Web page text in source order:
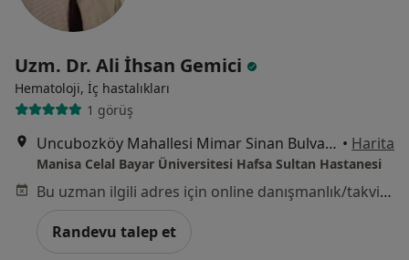
Uzm. Dr. Ali İhsan Gemici
Hematoloji, İç hastalıkları
1 görüş
Uncubozköy Mahallesi Mimar Sinan Bulvarı No:189, Manisa • Harita
Manisa Celal Bayar Üniversitesi Hafsa Sultan Hastanesi
Bu uzman ilgili adres için online danışmanlık/takvim sunmuyor.
Randevu talep et